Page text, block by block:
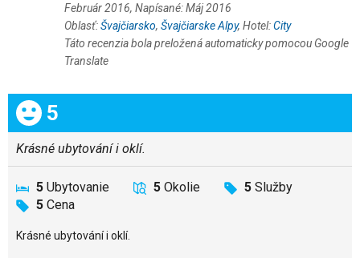
Február 2016, Napísané: Máj 2016
Oblasť:Švajčiarsko, Švajčiarske Alpy, Hotel:City
Táto recenzia bola preložená automaticky pomocou Google
Translate
Celkom:
5
Krásné ubytování i oklí.
5 Ubytovanie 5 Okolie 5 Služby
5 Cena
Krásné ubytování i oklí.